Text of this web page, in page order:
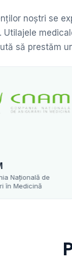
noștri se
să prestăm
Centrul